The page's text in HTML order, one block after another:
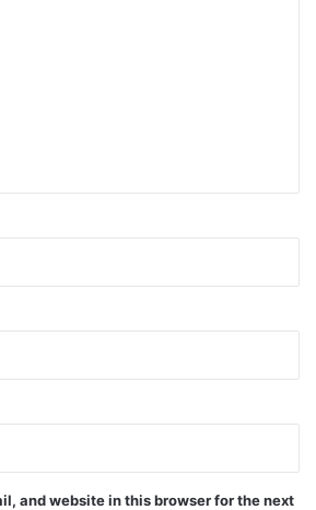
and website in this browser for the next